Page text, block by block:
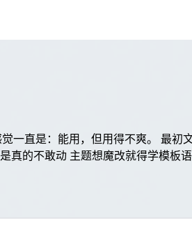
一直是：能用，但用得不爽。 最
真的不敢动 主题想魔改就得学模